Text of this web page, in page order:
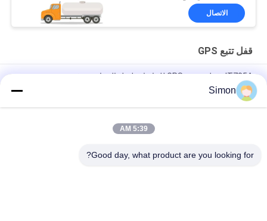
الاتصال
قفل تتبع GPS
JT705A قفل تعقب GPS للحاويات لنقل البضائع مع فتح عن بعد
بعد
جوينتك JT709A حاوية GPS تعقب القفل المقفل ضد الماء شاحنة فان
Simon
5:39 AM
Good day, what product are you looking for?